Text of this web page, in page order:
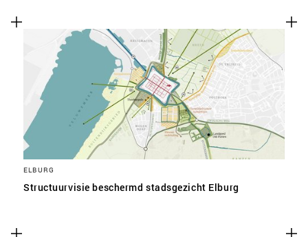
ELBURG
Structuurvisie beschermd stadsgezicht Elburg